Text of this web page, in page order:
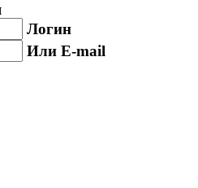
Логин
Или E-mail